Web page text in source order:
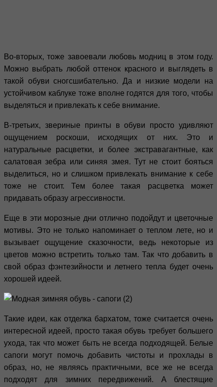
Во-вторых, тоже завоевали любовь модниц в этом году.
Можно выбрать любой оттенок красного и выглядеть в
такой обуви сногсшибательно. Да и низкие модели на
устойчивом каблуке тоже вполне годятся для того, чтобы
выделяться и привлекать к себе внимание.
В-третьих, звериные принты в обуви просто удивляют
ощущением роскоши, исходящих от них. Это и
натуральные расцветки, и более экстравагантные, как
салатовая зебра или синяя змея. Тут не стоит бояться
выделиться, но и слишком привлекать внимание к себе
тоже не стоит. Тем более такая расцветка может
придавать образу агрессивности.
Еще в эти морозные дни отлично подойдут и цветочные
мотивы. Это не только напоминает о теплом лете, но и
вызывает ощущение сказочности, ведь некоторые из
цветов можно встретить только там. Так что добавить в
свой образ фэнтезийности и летнего тепла будет очень
хорошей идеей.
Такие идеи, как отделка бархатом, тоже считается очень
интересной идеей, просто такая обувь требует большего
ухода, так что может быть не всегда подходящей. Белые
сапоги могут помочь добавить чистоты и прохлады в
образ, но, не являясь практичными, все же не всегда
подходят для зимних передвижений. А блестящие